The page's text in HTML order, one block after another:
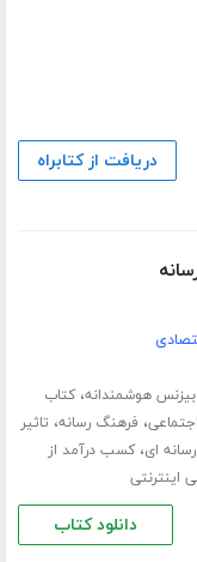
دریافت از کتابراه
هوشمندانه،کتاب
، فرهنگ رسانه، تاثیر
ای،کسب درآمد از
اینترنتی
دانلود کتاب